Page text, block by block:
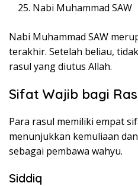
Nabi Muhammad SAW
Nabi Muhammad SAW
terakhir. Setelah beliau,
rasul yang diutus Allah.
Sifat Wajib bagi
Para rasul memiliki empat
menunjukkan kemuliaan
sebagai pembawa wahyu.
Siddiq